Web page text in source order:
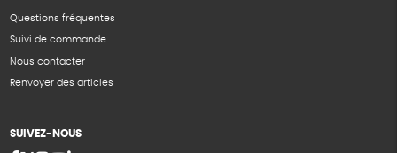
Questions fréquentes
Suivi de commande
Nous contacter
Renvoyer des articles
SUIVEZ-NOUS